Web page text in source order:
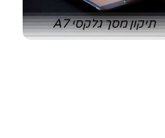
תיקון מסך גלקסי A7